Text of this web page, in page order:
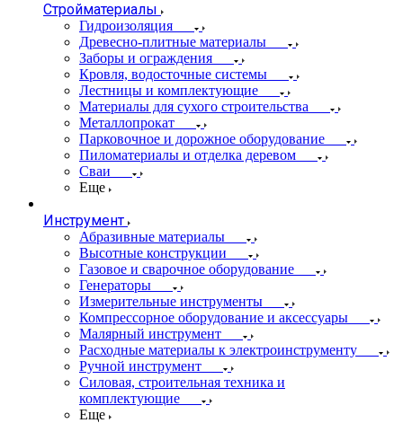
Стройматериалы
Гидроизоляция
Древесно-плитные материалы
Заборы и ограждения
Кровля, водосточные системы
Лестницы и комплектующие
Материалы для сухого строительства
Металлопрокат
Парковочное и дорожное оборудование
Пиломатериалы и отделка деревом
Сваи
Еще
Инструмент
Абразивные материалы
Высотные конструкции
Газовое и сварочное оборудование
Генераторы
Измерительные инструменты
Компрессорное оборудование и аксессуары
Малярный инструмент
Расходные материалы к электроинструменту
Ручной инструмент
Силовая, строительная техника и
комплектующие
Еще